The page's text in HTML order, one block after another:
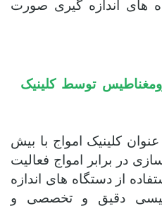
های اندازه گیری صورت
توسط کلینیک
کلینیک امواج با بیش
سازی در برابر امواج فعالیت
از دستگاه های اندازه
دقیق و تخصصی و